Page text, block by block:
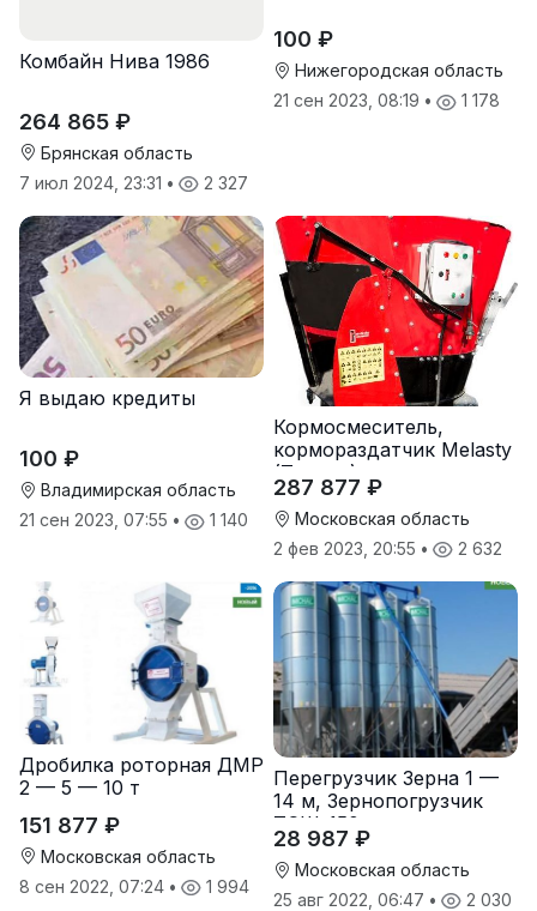
Комбайн Нива 1986
264 865 ₽
Брянская область
7 июл 2024, 23:31 • 2 327
100 ₽
Нижегородская область
21 сен 2023, 08:19 • 1 178
Я выдаю кредиты
100 ₽
Владимирская область
21 сен 2023, 07:55 • 1 140
Кормосмеситель,
кормораздатчик Melasty
(Турция)
287 877 ₽
Московская область
2 фев 2023, 20:55 • 2 632
Дробилка роторная ДМР
2 — 5 — 10 т
151 877 ₽
Московская область
8 сен 2022, 07:24 • 1 994
Перегрузчик Зерна 1 —
14 м, Зернопогрузчик
ТСШ-150
28 987 ₽
Московская область
25 авг 2022, 06:47 • 2 030